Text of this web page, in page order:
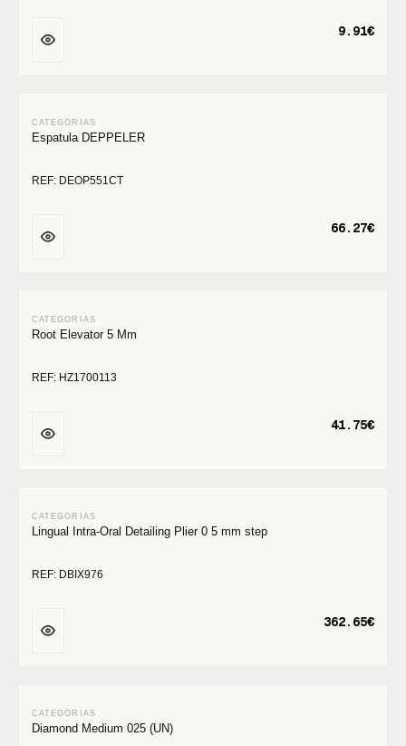
9.91€
Espatula DEPPELER
REF: DEOP551CT
66.27€
Root Elevator 5 Mm
REF: HZ1700113
41.75€
Lingual Intra-Oral Detailing Plier 0 5 mm step
REF: DBIX976
362.65€
Diamond Medium 025 (UN)